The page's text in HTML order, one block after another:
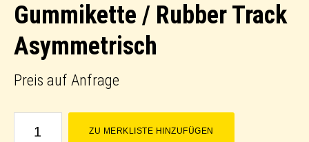
Gummikette / Rubber Track
Asymmetrisch
Preis auf Anfrage
Gummikette
ZU MERKLISTE HINZUFÜGEN